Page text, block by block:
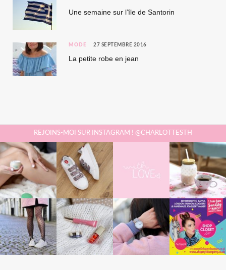
Une semaine sur l’île de Santorin
MODE 27 SEPTEMBRE 2016
La petite robe en jean
REJOINS-MOI SUR INSTAGRAM ! @CHARLOTTESTH